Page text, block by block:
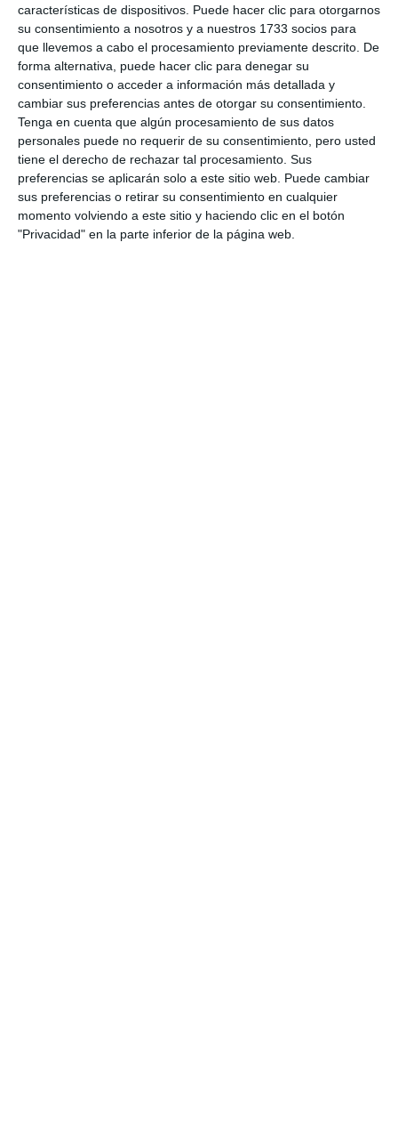
características de dispositivos. Puede hacer clic para otorgarnos
su consentimiento a nosotros y a nuestros 1733 socios para
que llevemos a cabo el procesamiento previamente descrito. De
forma alternativa, puede hacer clic para denegar su
consentimiento o acceder a información más detallada y
cambiar sus preferencias antes de otorgar su consentimiento.
Tenga en cuenta que algún procesamiento de sus datos
personales puede no requerir de su consentimiento, pero usted
tiene el derecho de rechazar tal procesamiento. Sus
preferencias se aplicarán solo a este sitio web. Puede cambiar
sus preferencias o retirar su consentimiento en cualquier
momento volviendo a este sitio y haciendo clic en el botón
"Privacidad" en la parte inferior de la página web.
miembros que legalmente lo integren. El mandato
de los miembros del tribunal tendrá una duración de
cinco años, prorrogables por otros periodos iguales.
Comparte esta noticia desde el siguiente enlace:
https://mijascom.com/?a=38050
TRIBUNAL ECONÓMICO ADMINISTRATIVO MIJAS